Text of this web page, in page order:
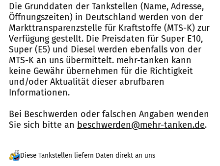
Die Grunddaten der Tankstellen (Name, Adresse,
Öffnungszeiten) in Deutschland werden von der
Markttransparenzstelle für Kraftstoffe (MTS-K) zur
Verfügung gestellt. Die Preisdaten für Super E10,
Super (E5) und Diesel werden ebenfalls von der
MTS-K an uns übermittelt. mehr-tanken kann
keine Gewähr übernehmen für die Richtigkeit
und/oder Aktualität dieser abrufbaren
Informationen.
Bei Beschwerden oder falschen Angaben wenden
Sie sich bitte an beschwerden@mehr-tanken.de.
Diese Tankstellen liefern Daten direkt an uns